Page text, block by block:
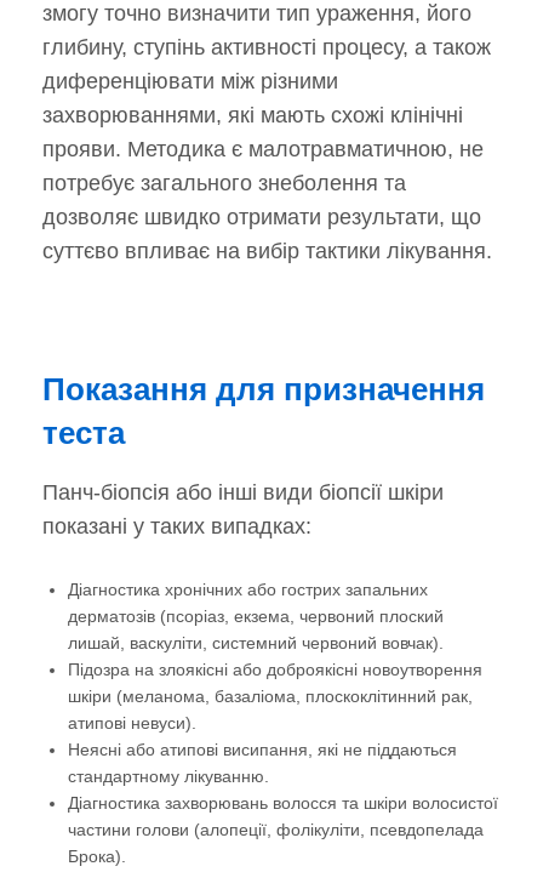
змогу точно визначити тип ураження, його
глибину, ступінь активності процесу, а також
диференціювати між різними
захворюваннями, які мають схожі клінічні
прояви. Методика є малотравматичною, не
потребує загального знеболення та
дозволяє швидко отримати результати, що
суттєво впливає на вибір тактики лікування.
Показання для призначення
теста
Панч-біопсія або інші види біопсії шкіри
показані у таких випадках:
Діагностика хронічних або гострих запальних
дерматозів (псоріаз, екзема, червоний плоский
лишай, васкуліти, системний червоний вовчак).
Підозра на злоякісні або доброякісні новоутворення
шкіри (меланома, базаліома, плоскоклітинний рак,
атипові невуси).
Неясні або атипові висипання, які не піддаються
стандартному лікуванню.
Діагностика захворювань волосся та шкіри волосистої
частини голови (алопеції, фолікуліти, псевдопелада
Брока).